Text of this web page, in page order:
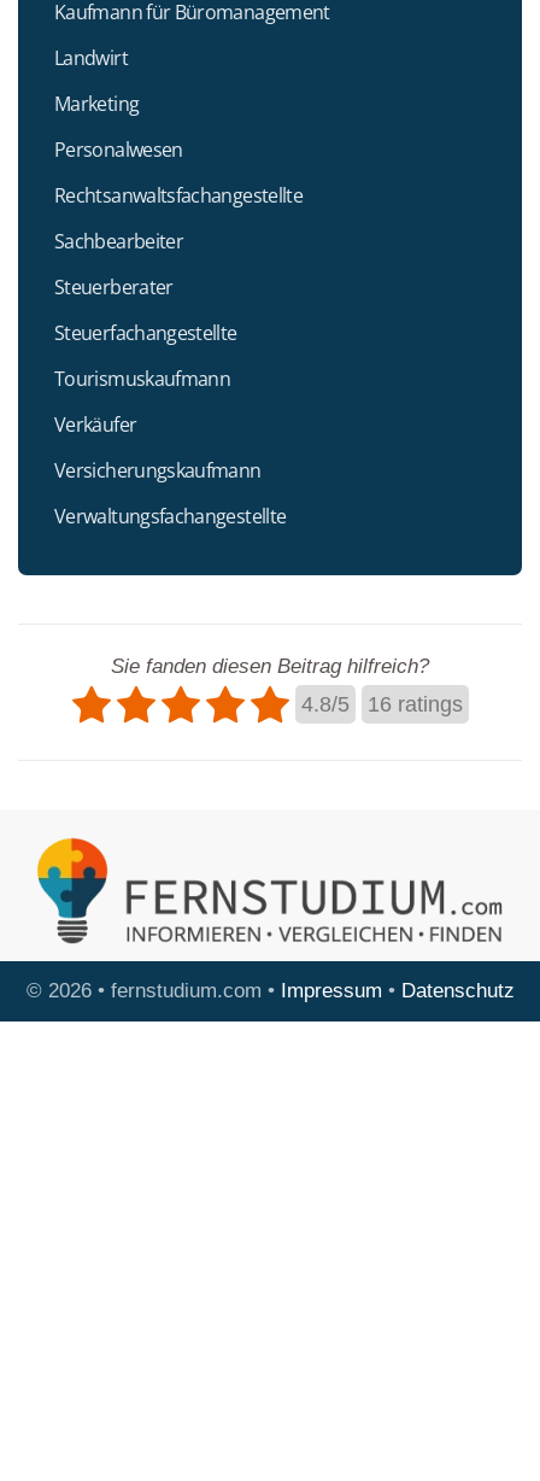
Kaufmann für Büromanagement
Landwirt
Marketing
Personalwesen
Rechtsanwaltsfachangestellte
Sachbearbeiter
Steuerberater
Steuerfachangestellte
Tourismuskaufmann
Verkäufer
Versicherungskaufmann
Verwaltungsfachangestellte
Sie fanden diesen Beitrag hilfreich?
4.8/5 16 ratings
© 2026 • fernstudium.com • Impressum • Datenschutz